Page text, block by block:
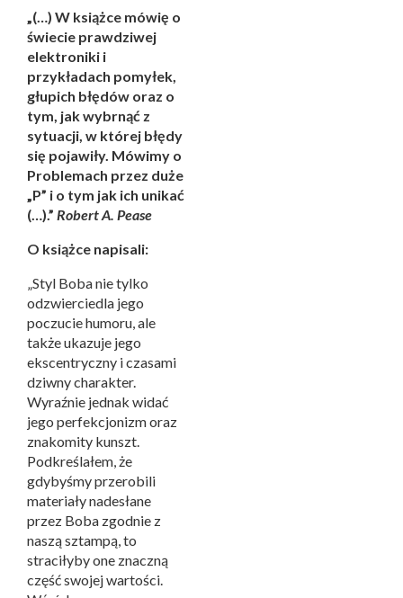
„(…) W książce mówię o
świecie prawdziwej
elektroniki i
przykładach pomyłek,
głupich błędów oraz o
tym, jak wybrnąć z
sytuacji, w której błędy
się pojawiły. Mówimy o
Problemach przez duże
„P” i o tym jak ich unikać
(…).” Robert A. Pease
O książce napisali:
„Styl Boba nie tylko
odzwierciedla jego
poczucie humoru, ale
także ukazuje jego
ekscentryczny i czasami
dziwny charakter.
Wyraźnie jednak widać
jego perfekcjonizm oraz
znakomity kunszt.
Podkreślałem, że
gdybyśmy przerobili
materiały nadesłane
przez Boba zgodnie z
naszą sztampą, to
straciłyby one znaczną
część swojej wartości.